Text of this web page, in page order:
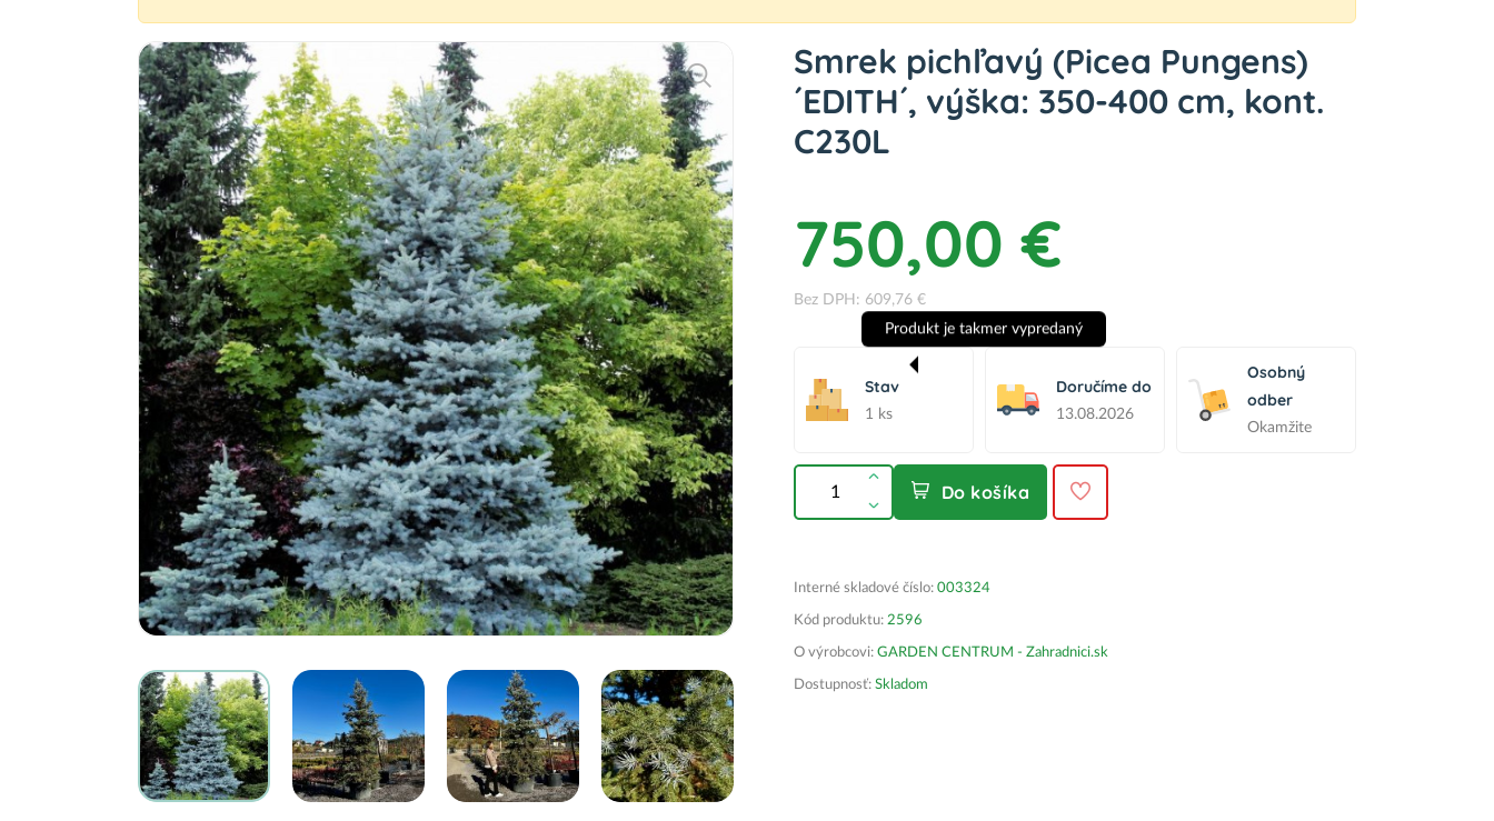
Smrek pichľavý (Picea Pungens)
´EDITH´, výška: 350-400 cm, kont.
C230L
750,00 €
Bez DPH: 609,76 €
Stav
1 ks
Produkt je takmer vypredaný
Doručíme do
13.08.2026
Osobný
odber
Okamžite
Do košíka
Interné skladové číslo: 003324
Kód produktu: 2596
O výrobcovi: GARDEN CENTRUM - Zahradnici.sk
Dostupnosť: Skladom